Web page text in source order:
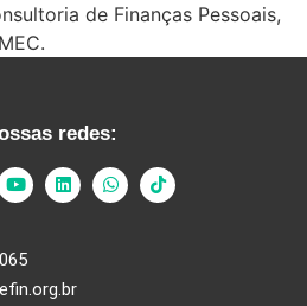
de Finanças Pessoais,
redes: